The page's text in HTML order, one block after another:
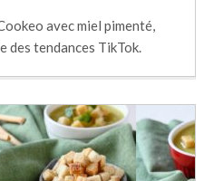
avec miel pimenté,
des tendances TikTok.